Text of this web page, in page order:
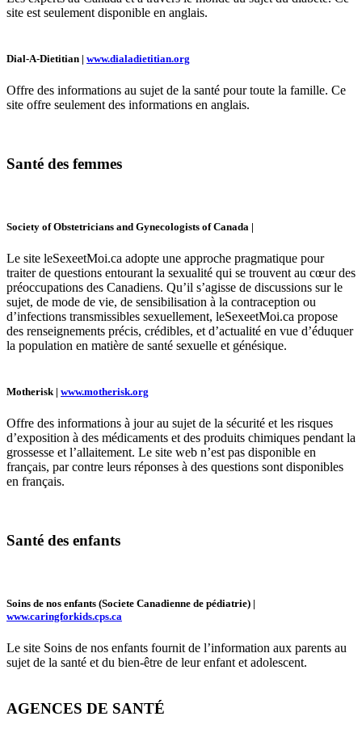
site est seulement disponible en anglais.
Dial-A-Dietitian | www.dialadietitian.org
Offre des informations au sujet de la santé pour toute la famille. Ce
site offre seulement des informations en anglais.
Santé des femmes
Society of Obstetricians and Gynecologists of Canada |
Le site leSexeetMoi.ca adopte une approche pragmatique pour
traiter de questions entourant la sexualité qui se trouvent au cœur des
préoccupations des Canadiens. Qu’il s’agisse de discussions sur le
sujet, de mode de vie, de sensibilisation à la contraception ou
d’infections transmissibles sexuellement, leSexeetMoi.ca propose
des renseignements précis, crédibles, et d’actualité en vue d’éduquer
la population en matière de santé sexuelle et génésique.
Motherisk | www.motherisk.org
Offre des informations à jour au sujet de la sécurité et les risques
d’exposition à des médicaments et des produits chimiques pendant la
grossesse et l’allaitement. Le site web n’est pas disponible en
français, par contre leurs réponses à des questions sont disponibles
en français.
Santé des enfants
Soins de nos enfants (Societe Canadienne de pédiatrie) |
www.caringforkids.cps.ca
Le site Soins de nos enfants fournit de l’information aux parents au
sujet de la santé et du bien-être de leur enfant et adolescent.
AGENCES DE SANTÉ